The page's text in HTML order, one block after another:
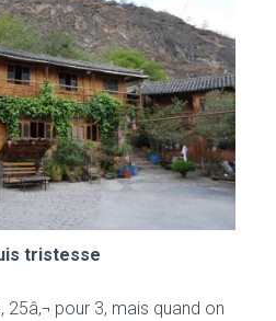
tristesse
25â‚¬ pour 3, mais quand on